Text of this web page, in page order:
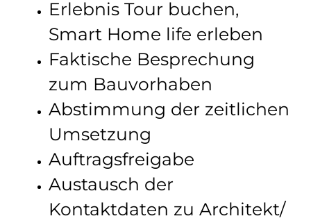
Erlebnis Tour buchen,
Smart Home life erleben
Faktische Besprechung
zum Bauvorhaben
Abstimmung der zeitlichen
Umsetzung
Auftragsfreigabe
Austausch der
Kontaktdaten zu Architekt/